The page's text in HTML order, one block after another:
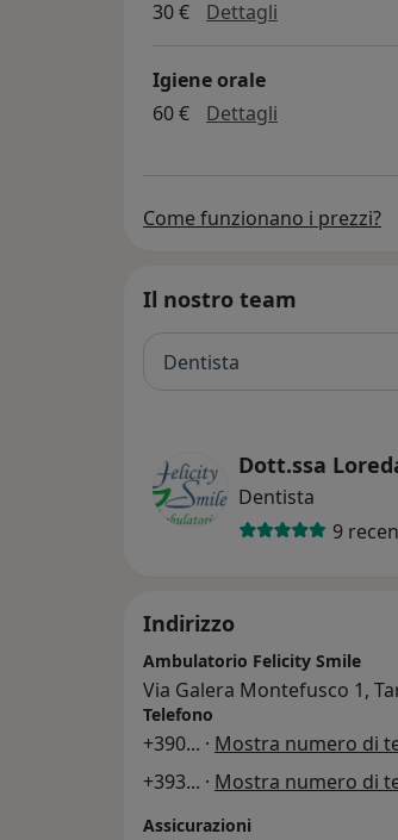
30 €
Dettagli
Igiene orale
60 €
Dettagli
Come funzionano i prezzi?
Il nostro team
Dentista
Dott.ssa
Dentista
9
Indirizzo
Ambulatorio Felicity Smile
Via Galera Montefusco 1,
Telefono
+390... · Mostra numero di
+393... · Mostra numero di
Assicurazioni